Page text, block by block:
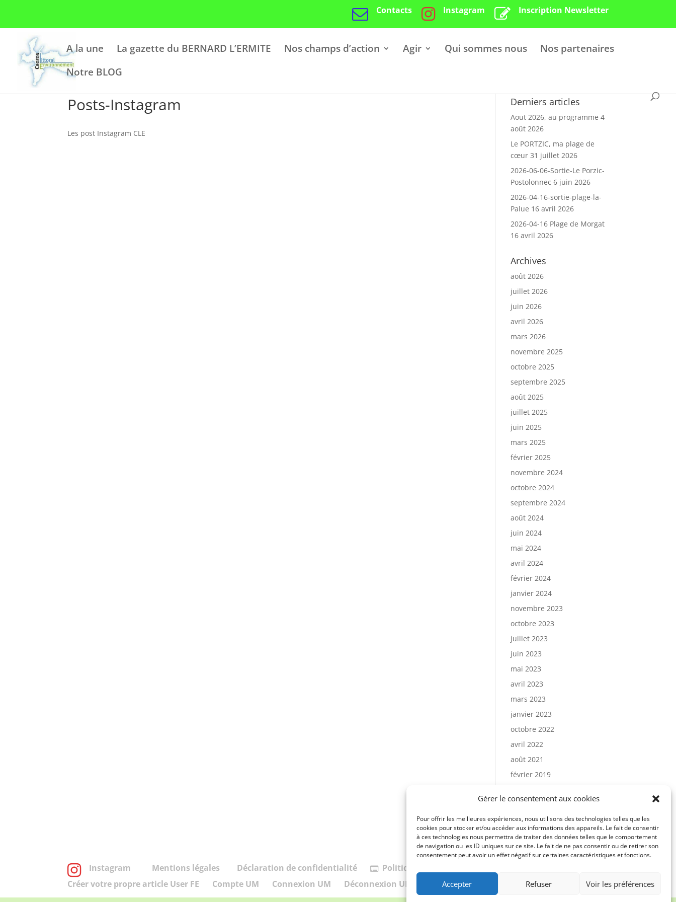
Gérer le consentement aux cookies
Pour offrir les meilleures expériences, nous utilisons des technologies telles que les
cookies pour stocker et/ou accéder aux informations des appareils. Le fait de consentir
à ces technologies nous permettra de traiter des données telles que le comportement
de navigation ou les ID uniques sur ce site. Le fait de ne pas consentir ou de retirer son
consentement peut avoir un effet négatif sur certaines caractéristiques et fonctions.
Accepter Refuser Voir les préférences
Contacts Instagram Inscription Newsletter
A la une La gazette du BERNARD L’ERMITE Nos champs d’action Agir Qui sommes nous
Nos partenaires
Notre BLOG
Posts-Instagram
Les post Instagram CLE
Derniers articles
Aout 2026, au programme 4
août 2026
Le PORTZIC, ma plage de
cœur 31 juillet 2026
2026-06-06-Sortie-Le Porzic-
Postolonnec 6 juin 2026
2026-04-16-sortie-plage-la-
Palue 16 avril 2026
2026-04-16 Plage de Morgat
16 avril 2026
Archives
août 2026
juillet 2026
juin 2026
avril 2026
mars 2026
novembre 2025
octobre 2025
septembre 2025
août 2025
juillet 2025
juin 2025
mars 2025
février 2025
novembre 2024
octobre 2024
septembre 2024
août 2024
juin 2024
mai 2024
avril 2024
février 2024
janvier 2024
novembre 2023
octobre 2023
juillet 2023
juin 2023
mai 2023
avril 2023
mars 2023
janvier 2023
octobre 2022
avril 2022
août 2021
février 2019
juin 2013
janvier 2000
Instagram Mentions légales Déclaration de confidentialité Politique de cookies (UE)
Créer votre propre article User FE
Compte UM Connexion UM Déconnexion UM Membres UM